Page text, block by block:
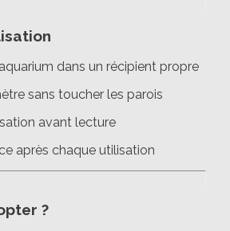
dans un récipient propre
sans toucher les parois
avant lecture
après chaque utilisation
?